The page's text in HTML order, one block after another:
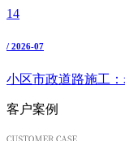
14
/ 2026-07
小区市政道路施工
客户案例